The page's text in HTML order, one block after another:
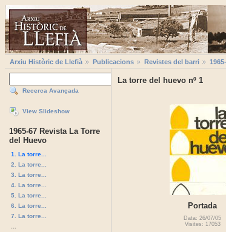
Arxiu Històric de Llefià Publicacions Revistes del barri
Recerca Avançada
View Slideshow
1965-67 Revista La Torre
del Huevo
1. La torre...
2. La torre...
3. La torre...
4. La torre...
5. La torre...
6. La torre...
7. La torre...
La torre del huevo nº 1
Portada
Data: 26/07/05
Visites: 17053